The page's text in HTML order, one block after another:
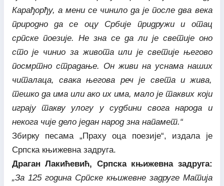
Карађорђу, а мени се чинило да је после два века
природно да се оцу Србије придружи и отац
српске поезије. Не зна се да ли је светије оно
сто је чинио за живота или је светије његово
посмртно страдање. Он живи на уснама наших
читалаца, свака његова реч је света и жива,
тешко да има или ако их има, мало је таквих који
играју такву улогу у судбини свога народа и
некога чије дело један народ зна напамет.“
Збирку песама „Праху оца поезије“, издала је
Српска књижевна задруга.
Драган Лакићевић, Српска књижевна задруга:
„За 125 година Српске књижевне задруге Матија